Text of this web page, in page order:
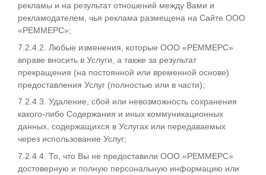
рекламы и на результат отношений между Вами и
рекламодателем, чья реклама размещена на Сайте ООО
«РЕММЕРС»;
7.2.4.2. Любые изменения, которые ООО «РЕММЕРС»
вправе вносить в Услуги, а также за результат
прекращения (на постоянной или временной основе)
предоставления Услуг (полностью или в части);
7.2.4.3. Удаление, сбой или невозможность сохранения
какого-либо Содержания и иных коммуникационных
данных, содержащихся в Услугах или передаваемых
через использование Услуг;
7.2.4.4. То, что Вы не предоставили ООО «РЕММЕРС»
достоверную и полную персональную информацию или